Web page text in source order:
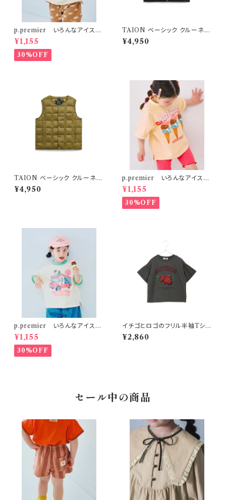
p.premier いろんなアイスち
ょーだいグラフィックリンガーT
シャツ ブラウン
¥1,155
30%OFF
TAION ベーシック クルーネッ
ク インナーダウンベスト ブラッ
ク
¥4,950
TAION ベーシック クルーネッ
ク インナーダウンベスト ベージ
ュ
¥4,950
p.premier いろんなアイスち
ょーだいグラフィックリンガーT
シャツ ベビーピンク
¥1,155
30%OFF
p.premier いろんなアイスち
ょーだいグラフィックリンガーT
シャツ アイボリー
¥1,155
30%OFF
イチゴとロゴのフリル半袖Tシャ
¥2,860
セール中の商品